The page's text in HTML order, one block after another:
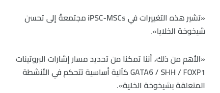
«تشير هذه التغييرات في iPSC-MSCs مجتمعةً إلى تحسن
شيخوخة الخلايا».
«الأهم من ذلك، أننا تمكنا من تحديد مسار إشارات البروتينات
GATA6 / SHH / FOXP1 كآلية أساسية تتحكم في الأنشطة
المتعلقة بشيخوخة الخلية».